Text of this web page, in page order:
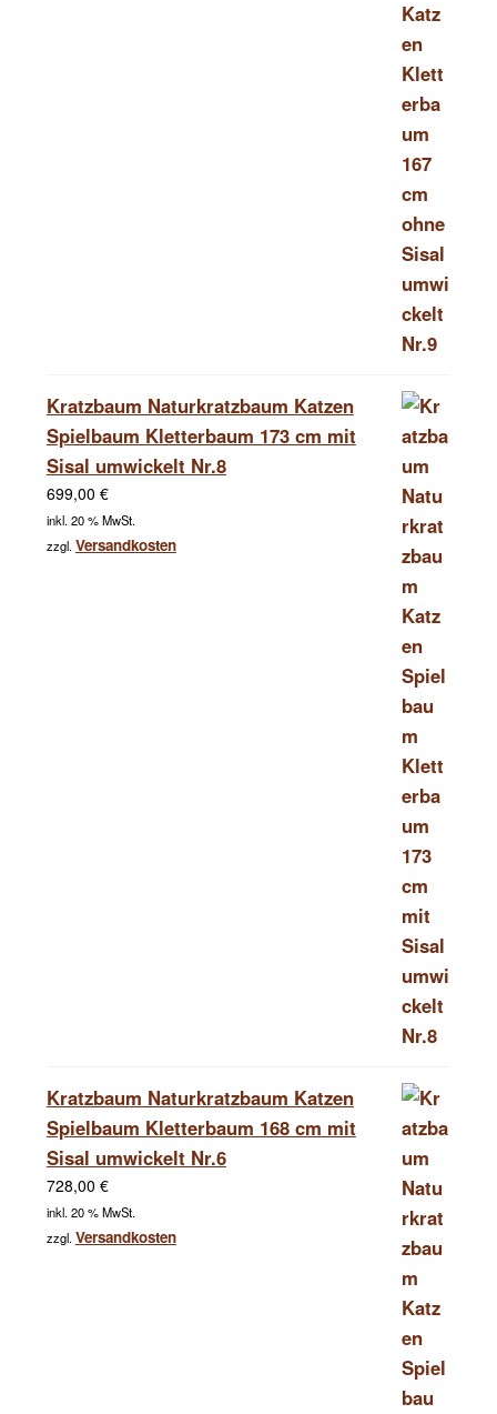
Kratzbaum Naturkratzbaum Katzen
Spielbaum Kletterbaum 173 cm mit
Sisal umwickelt Nr.8
699,00 €
inkl. 20 % MwSt.
zzgl.Versandkosten
Kratzbaum Naturkratzbaum Katzen
Spielbaum Kletterbaum 168 cm mit
Sisal umwickelt Nr.6
728,00 €
inkl. 20 % MwSt.
zzgl.Versandkosten